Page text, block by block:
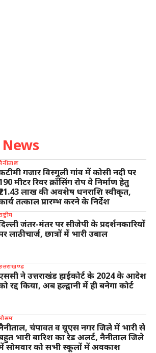
गजार विस्गुली गांव में कोसी नदी पर
मीटर रिवर क्रॉसिंग रोप वे निर्माण हेतु
लाख की अवशेष धनराशि स्वीकृत,
तत्काल प्रारम्भ करने के निर्देश
जंतर-मंतर पर सीजेपी के प्रदर्शनकारियों
लाठीचार्ज, छात्रों में भारी उबाल
ने उत्तराखंड हाईकोर्ट के 2024 के आदेश
रद्द किया, अब हल्द्वानी में ही बनेगा कोर्ट
चंपावत व यूएस नगर जिले में भारी से
भारी बारिश का रेड अलर्ट, नैनीताल जिले
सोमवार को सभी स्कूलों में अवकाश